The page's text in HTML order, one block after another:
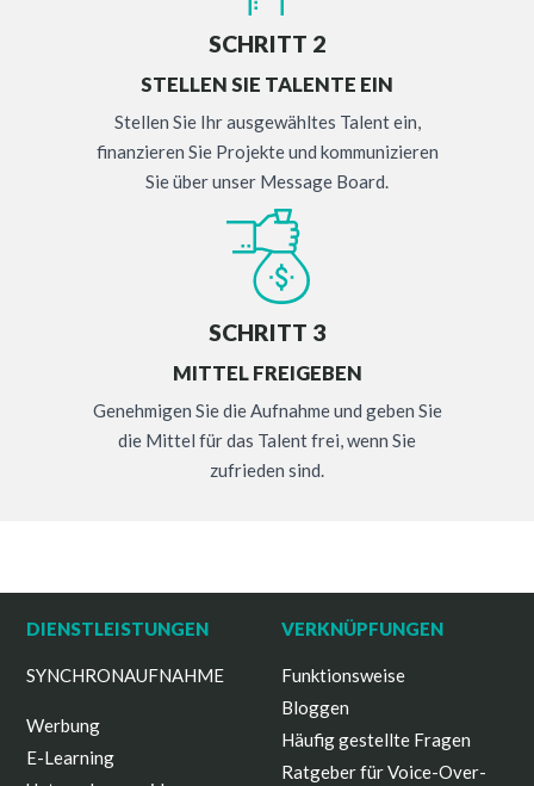
SCHRITT 2
STELLEN SIE TALENTE EIN
Stellen Sie Ihr ausgewähltes Talent ein,
finanzieren Sie Projekte und kommunizieren
Sie über unser Message Board.
SCHRITT 3
MITTEL FREIGEBEN
Genehmigen Sie die Aufnahme und geben Sie
die Mittel für das Talent frei, wenn Sie
zufrieden sind.
DIENSTLEISTUNGEN
SYNCHRONAUFNAHME
Werbung
E-Learning
VERKNÜPFUNGEN
Funktionsweise
Bloggen
Häufig gestellte Fragen
Ratgeber für Voice-Over-